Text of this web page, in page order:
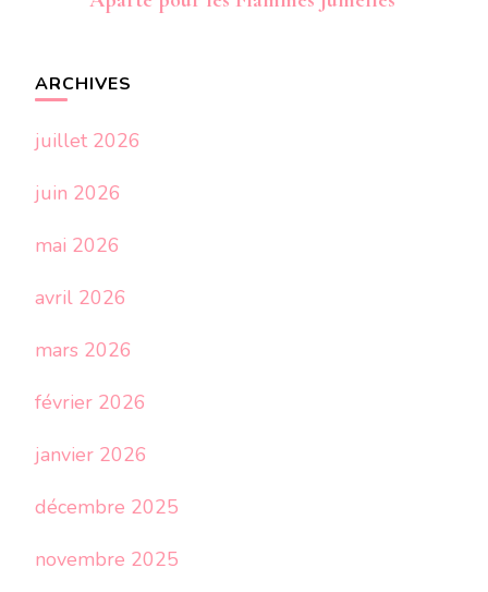
ARCHIVES
juillet 2026
juin 2026
mai 2026
avril 2026
mars 2026
février 2026
janvier 2026
décembre 2025
novembre 2025